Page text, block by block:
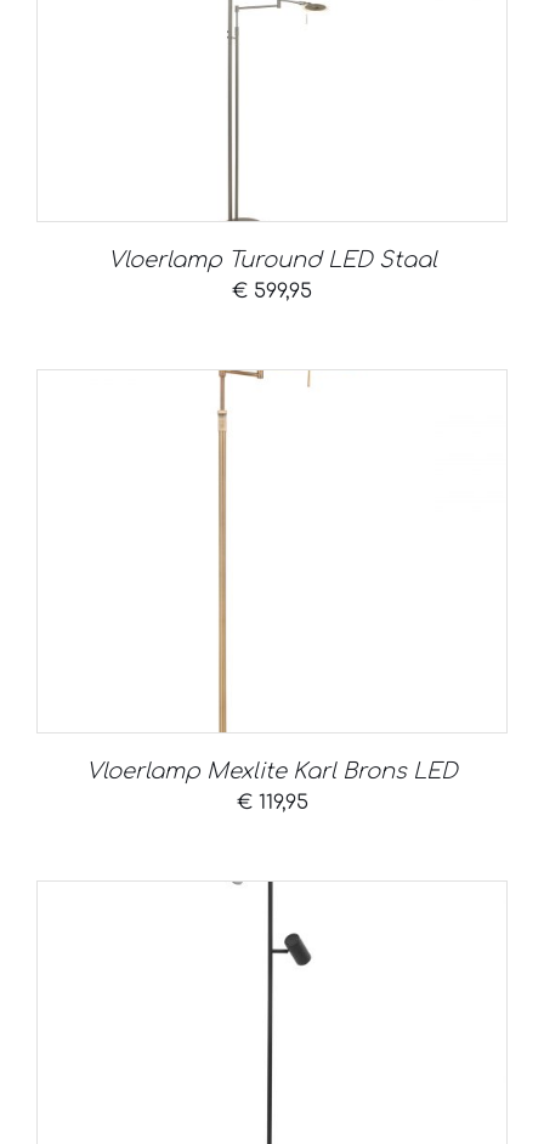
Vloerlamp Turound LED Staal
€ 599,95
Vloerlamp Mexlite Karl Brons LED
€119,95